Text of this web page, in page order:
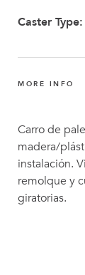
Caster Type:
MORE INFO
Carro de
madera/
instalación.
remolque y
giratorias.